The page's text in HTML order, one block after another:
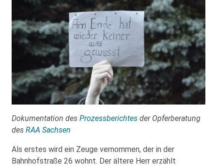
Dokumentation des Prozessberichtes der Opferberatung
des RAA Sachsen
Als erstes wird ein Zeuge vernommen, der in der
Bahnhofstraße 26 wohnt. Der ältere Herr erzählt